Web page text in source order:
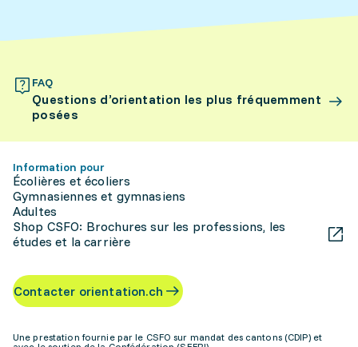
FAQ
Questions d’orientation les plus fréquemment
posées
Information pour
Écolières et écoliers
Gymnasiennes et gymnasiens
Adultes
Shop CSFO: Brochures sur les professions, les
études et la carrière
Contacter orientation.ch
Une prestation fournie par le CSFO sur mandat des cantons (CDIP) et